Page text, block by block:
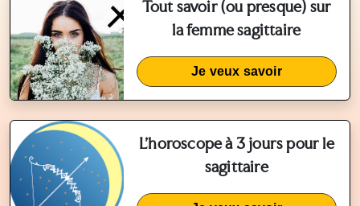
Tout savoir (ou presque) sur
la femme sagittaire
Je veux savoir
L'horoscope à 3 jours pour le
sagittaire